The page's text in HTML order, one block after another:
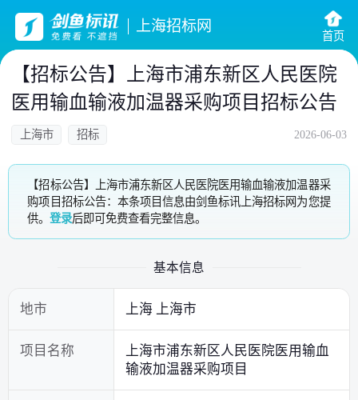
上海招标网
首页
【招标公告】上海市浦东新区人民医院
医用输血输液加温器采购项目招标公告
上海市 招标 2026-06-03
【招标公告】上海市浦东新区人民医院医用输血输液加温器采
购项目招标公告：本条项目信息由剑鱼标讯上海招标网为您提
供。登录后即可免费查看完整信息。
基本信息
地市 上海 上海市
项目名称
上海市浦东新区人民医院医用输血
输液加温器采购项目